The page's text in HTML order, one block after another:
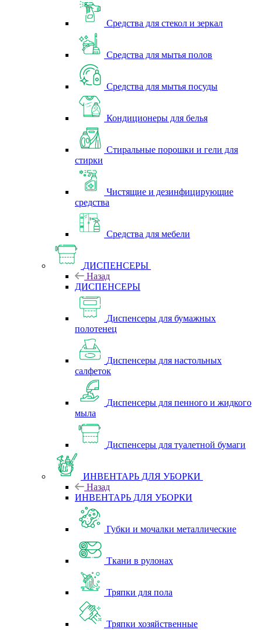
Средства для стекол и зеркал
Средства для мытья полов
Средства для мытья посуды
Кондиционеры для белья
Стиральные порошки и гели для
стирки
Чистящие и дезинфицирующие
средства
Средства для мебели
ДИСПЕНСЕРЫ
Назад
ДИСПЕНСЕРЫ
Диспенсеры для бумажных
полотенец
Диспенсеры для настольных
салфеток
Диспенсеры для пенного и жидкого
мыла
Диспенсеры для туалетной бумаги
ИНВЕНТАРЬ ДЛЯ УБОРКИ
Назад
ИНВЕНТАРЬ ДЛЯ УБОРКИ
Губки и мочалки металлические
Ткани в рулонах
Тряпки для пола
Тряпки хозяйственные